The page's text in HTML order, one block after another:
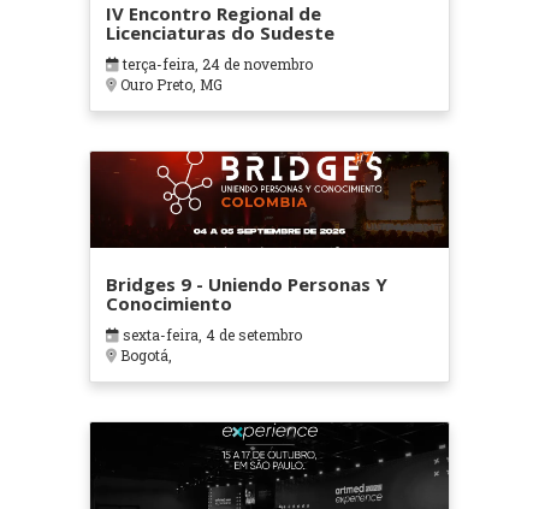
IV Encontro Regional de
Licenciaturas do Sudeste
terça-feira, 24 de novembro
Ouro Preto, MG
Bridges 9 - Uniendo Personas Y
Conocimiento
sexta-feira, 4 de setembro
Bogotá,